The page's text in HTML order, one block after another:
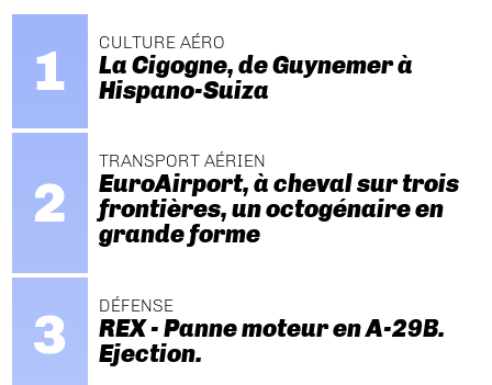
CULTURE AÉRO
La Cigogne, de Guynemer à
Hispano-Suiza
TRANSPORT AÉRIEN
EuroAirport, à cheval sur trois
frontières, un octogénaire en
grande forme
DÉFENSE
REX - Panne moteur en A-29B.
Ejection.